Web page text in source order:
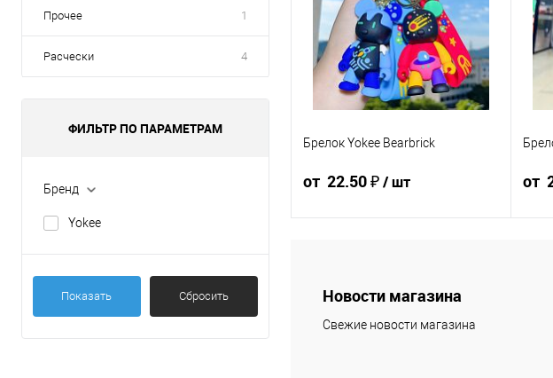
Прочее 1
Расчески 4
ФИЛЬТР ПО ПАРАМЕТРАМ
Бренд
Yokee
Показать Сбросить
Брелок Yokee Bearbrick
от 22.50 ₽/ шт
Конечная стоимость позиции будет
от
Новости магазина
Свежие новости магазина